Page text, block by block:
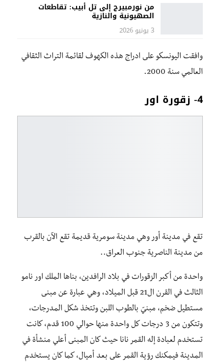
من نورمبيرج إلى تل أبيب: تقاطعات
الصهيونية والنازية
3 يونيو 2026
وافقت اليونسكو على ادراج هذه الكهوف لقائمة التراث الثقافي
العالمي سنة 2000.
4- زقورة اور
تقع في مدينة أور وهي مدينة سومرية قديمة تقع الآن بالقرب
من مدينة الناصرية جنوب العراق..
واحدة من أكبر الزقورات في بلاد الرافدين، بناها الملك اور نامو
الثالث في القرن ال21 قبل الميلاد، وهي عبارة عن مبنى
مستطيل ضخم، مبنيّ بالطوب اللبن وتتخذ شكل المدرجات،
وتتكون من 3 درجات كل واحدة منها حوالي 100 قدم، كانت
تستخدم لعبادة إله القمر نانا حيث كان المبنى أعلي منشأة في
المدينة فيمكنك رؤية القمر على بعد أميال، كما كان يستخدم